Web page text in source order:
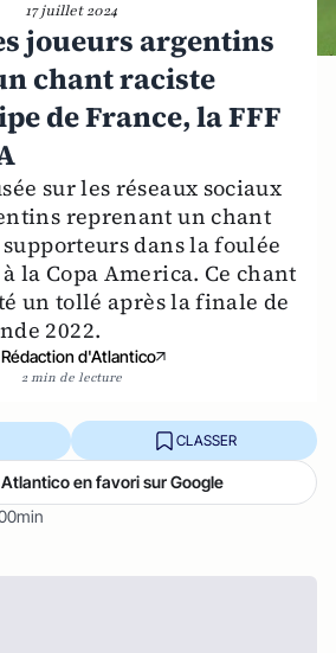
17 juillet 2024
joueurs argentins
chant raciste
de France, la FFF
sur les réseaux sociaux
reprenant un chant
dans la foulée
la Copa America. Ce chant
un tollé après la finale de
2022.
Rédaction d'Atlantico
2 min de lecture
CLASSER
en favori sur Google